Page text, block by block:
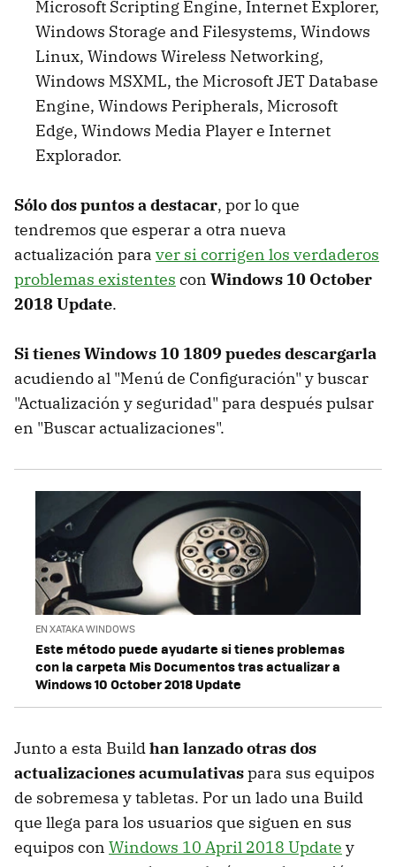
Microsoft Scripting Engine, Internet Explorer,
Windows Storage and Filesystems, Windows
Linux, Windows Wireless Networking,
Windows MSXML, the Microsoft JET Database
Engine, Windows Peripherals, Microsoft
Edge, Windows Media Player e Internet
Explorador.
Sólo dos puntos a destacar, por lo que
tendremos que esperar a otra nueva
actualización para ver si corrigen los verdaderos
problemas existentes con Windows 10 October
2018 Update.
Si tienes Windows 10 1809 puedes descargarla
acudiendo al "Menú de Configuración" y buscar
"Actualización y seguridad" para después pulsar
en "Buscar actualizaciones".
EN XATAKA WINDOWS
Este método puede ayudarte si tienes problemas
con la carpeta Mis Documentos tras actualizar a
Windows 10 October 2018 Update
Junto a esta Buildhan lanzado otras dos
actualizaciones acumulativaspara sus equipos
de sobremesa y tabletas. Por un lado una Build
que llega para los usuarios que siguen en sus
equipos con Windows 10 April 2018 Update y